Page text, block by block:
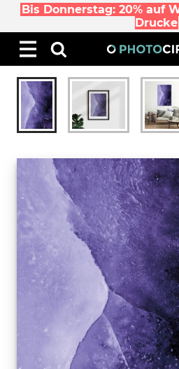
Bis Donnerstag: 20% auf
Drucke